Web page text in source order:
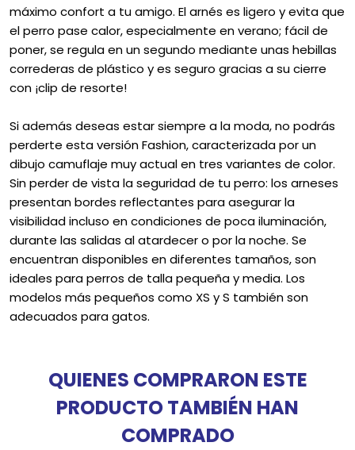
máximo confort a tu amigo. El arnés es ligero y evita que
el perro pase calor, especialmente en verano; fácil de
poner, se regula en un segundo mediante unas hebillas
correderas de plástico y es seguro gracias a su cierre
con ¡clip de resorte!
Si además deseas estar siempre a la moda, no podrás
perderte esta versión Fashion, caracterizada por un
dibujo camuflaje muy actual en tres variantes de color.
Sin perder de vista la seguridad de tu perro: los arneses
presentan bordes reflectantes para asegurar la
visibilidad incluso en condiciones de poca iluminación,
durante las salidas al atardecer o por la noche. Se
encuentran disponibles en diferentes tamaños, son
ideales para perros de talla pequeña y media. Los
modelos más pequeños como XS y S también son
adecuados para gatos.
QUIENES COMPRARON ESTE
PRODUCTO TAMBIÉN HAN
COMPRADO